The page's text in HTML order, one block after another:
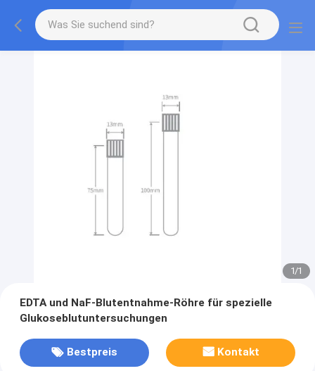
1/1
EDTA und NaF-Blutentnahme-Röhre für spezielle
Glukoseblutuntersuchungen
Bestpreis Kontakt